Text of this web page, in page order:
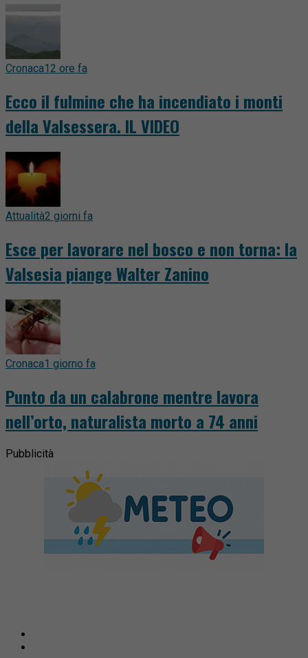
Cronaca12 ore fa
Ecco il fulmine che ha incendiato i monti
della Valsessera. IL VIDEO
Attualità2 giorni fa
Esce per lavorare nel bosco e non torna: la
Valsesia piange Walter Zanino
Cronaca1 giorno fa
Punto da un calabrone mentre lavora
nell’orto, naturalista morto a 74 anni
Pubblicità